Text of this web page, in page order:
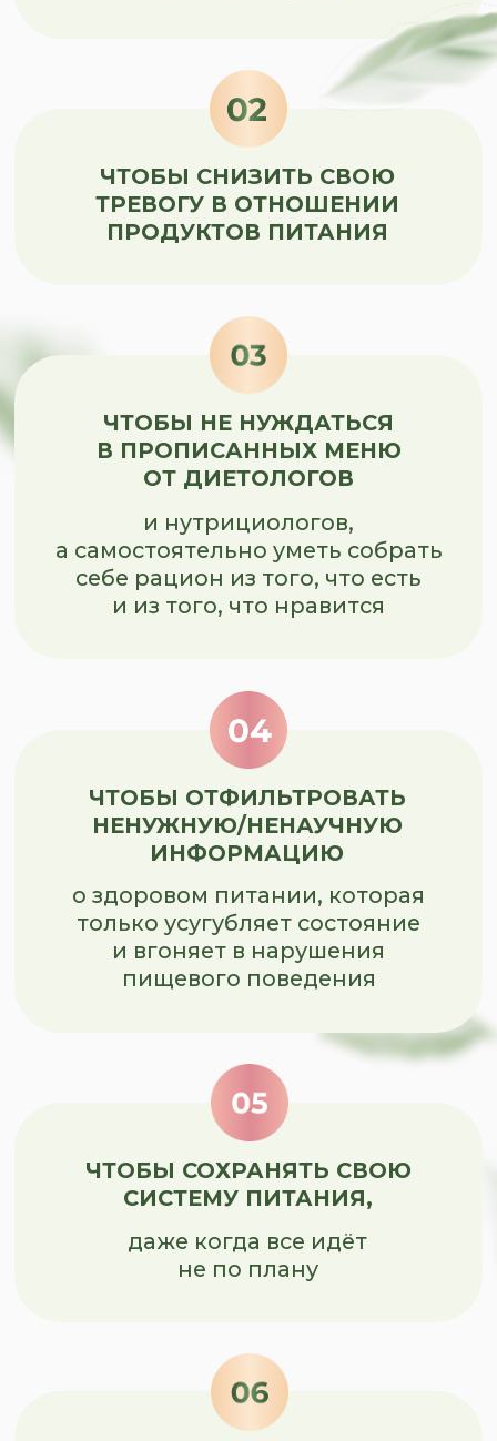
ЧТОБЫ РАЗОБРАТЬСЯ,
тяга к сладким продуктам
и частые срывы — это отсутствие
грамотного питания или
ЧТОБЫ СОХРАНЯТЬ СВОЮ
СИСТЕМУ ПИТАНИЯ,
не по плану
участники этого потока получат
дополнительным урокам
и встречам от приглашенного
эксперта.
разобраться в работе с телом,
восстановлении и самочувствии.
ТОЛЬКО В ЭТОМ ПОТОКЕ —
ДОПОЛНИТЕЛЬНЫЕ УРОКИ
ПОДРОБНЕЕ ОБ ЭКСПЕРТЕ
Внутри потока Марина проведет
тренировки и поможет вашему телу
эффективнее и быстрее прийти
в желаемое самочувствие.
ОТ ЭКСПЕРТА-ПАРТНЕРА ШКОЛЫ
ПРОГРАММА